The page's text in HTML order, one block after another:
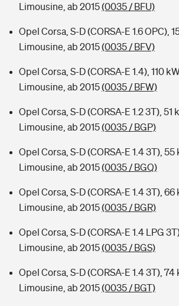
Limousine, ab 2015(0035 / BFU)
Opel Corsa, S-D (CORSA-E 1.6 OPC),
Limousine, ab 2015(0035 / BFV)
Opel Corsa, S-D (CORSA-E 1.4), 110
Limousine, ab 2015(0035 / BFW)
Opel Corsa, S-D (CORSA-E 1.2 3T), 51
Limousine, ab 2015(0035 / BGP)
Opel Corsa, S-D (CORSA-E 1.4 3T), 55
Limousine, ab 2015(0035 / BGQ)
Opel Corsa, S-D (CORSA-E 1.4 3T), 66
Limousine, ab 2015(0035 / BGR)
Opel Corsa, S-D (CORSA-E 1.4 LPG
Limousine, ab 2015(0035 / BGS)
Opel Corsa, S-D (CORSA-E 1.4 3T), 74
Limousine, ab 2015(0035 / BGT)